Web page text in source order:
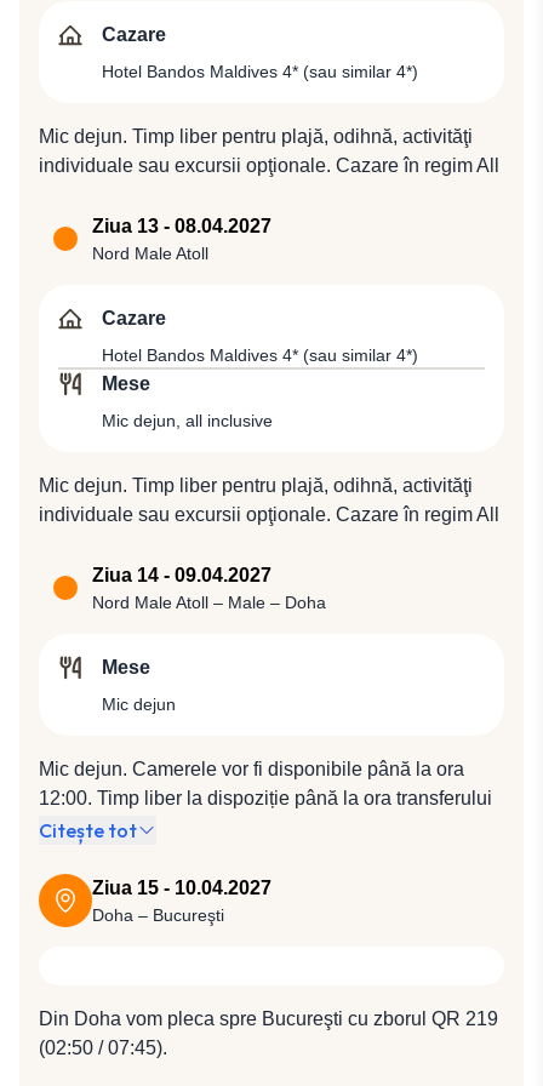
adâncă de aprox. 46-64 m, în care se află alte recifuri
cu o lungime de aproximativ 13 km. Cazare în regim
4*).
Inclusive la Hotel Bandos Maldives 4* (sau similar 4*).
Cazare
Hotel Bandos Maldives 4* (sau similar 4*)
Mic dejun. Timp liber pentru plajă, odihnă, activităţi
individuale sau excursii opţionale. Cazare în regim All
Ziua 13 - 08.04.2027
Nord Male Atoll
Cazare
Hotel Bandos Maldives 4* (sau similar 4*)
Mese
Mic dejun, all inclusive
Mic dejun. Timp liber pentru plajă, odihnă, activităţi
individuale sau excursii opţionale. Cazare în regim All
Ziua 14 - 09.04.2027
Nord Male Atoll – Male – Doha
Mese
Mic dejun
Mic dejun. Camerele vor fi disponibile până la ora
12:00. Timp liber la dispoziție până la ora transferului
la aeroportul din Male. Plecare spre Doha cu
Citește tot
Ziua 15 - 10.04.2027
Doha – Bucureşti
Din Doha vom pleca spre Bucureşti cu zborul QR 219
(02:50 / 07:45).